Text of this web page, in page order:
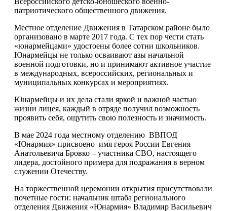
патриотического общественного движения.
Местное отделение Движения в Татарском районе было
организовано в марте 2017 года. С тех пор чести стать
«юнармейцами» удостоены более сотни школьников.
Юнармейцы не только осваивают азы начальной
военной подготовки, но и принимают активное участие
в международных, всероссийских, региональных и
муниципальных конкурсах и мероприятиях.
Юнармейцы и их дела стали яркой и важной частью
жизни лицея, каждый в отряде получил возможность
проявить себя, ощутить свою полезность и значимость.
В мае 2024 года местному отделению ВВПОД
«Юнармия» присвоено имя героя России Евгения
Анатольевича Бровко – участника СВО, настоящего
лидера, достойного примера для подражания в верном
служении Отечеству.
На торжественной церемонии открытия присутствовали
почетные гости: начальник штаба регионального
отделения Движения «Юнармия» Владимир Васильевич